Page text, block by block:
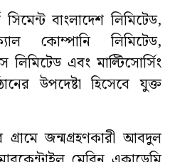
বাংলাদেশ লিমিটেড,
কোম্পানি লিমিটেড,
লিমিটেড এবং মাল্টিসোর্সিং
উপদেষ্টা হিসেবে যুক্ত
জন্মগ্রহণকারী আবদুল